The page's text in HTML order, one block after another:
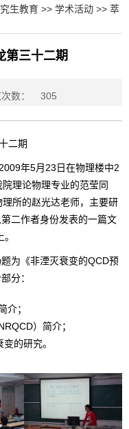
生教育 >> 学术活动 >> 萃
第三十二期
数： 305
二期
年5月23日在物理楼中2
理论物理专业的范莹同
所的赵光达老师，主要研
二作者身份发表的一篇文
为《非湮灭衰变的QCD预
分：
介；
）简介；
的研究。